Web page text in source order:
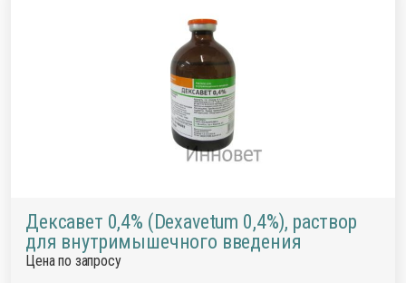
Дексавет 0,4% (Dexavetum 0,4%), раствор
для внутримышечного введения
Цена по запросу